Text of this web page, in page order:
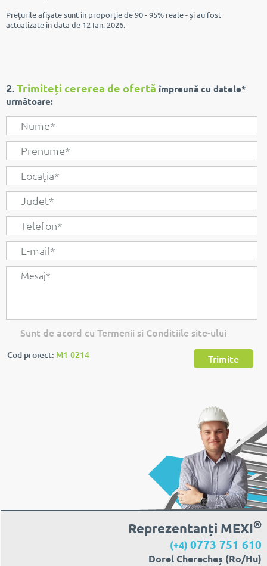
Prețurile afișate sunt în proporție de 90 - 95% reale - și au fost
actualizate în data de 12 Ian. 2026.
2.Trimiteți cererea de ofertă împreună cu datele*
următoare:
Sunt de acord cu Termenii si Conditiile site-ului
Cod proiect: M1-0214 Trimite
Reprezentanți MEXI®
(+4) 0773 751 610
Dorel Cherecheș (Ro/Hu)